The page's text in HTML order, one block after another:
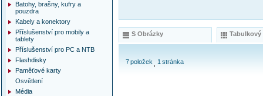
S Obrázky Tabulkový
7položek 1 stránka
Batohy, brašny, kufry a
pouzdra
Kabely a konektory
Příslušenství pro mobily a
tablety
Příslušenství pro PC a NTB
Flashdisky
Paměťové karty
Osvětlení
Média